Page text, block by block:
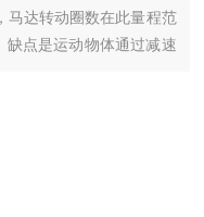
马达转动圈数在此量程范
缺点是运动物体通过减速
接安装于高速端，马达